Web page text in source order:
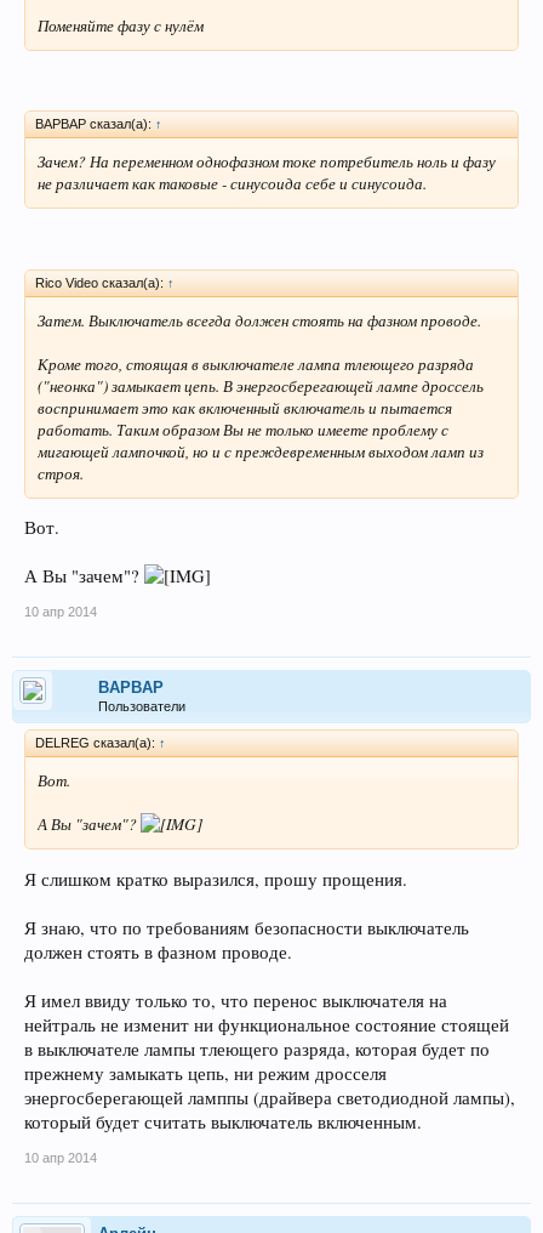
Поменяйте фазу с нулём
BAPBAP сказал(а): ↑
Зачем? На переменном однофазном токе потребитель ноль и фазу
не различает как таковые - синусоида себе и синусоида.
Rico Video сказал(а): ↑
Затем. Выключатель всегда должен стоять на фазном проводе.
Кроме того, стоящая в выключателе лампа тлеющего разряда
("неонка") замыкает цепь. В энергосберегающей лампе дроссель
воспринимает это как включенный включатель и пытается
работать. Таким образом Вы не только имеете проблему с
мигающей лампочкой, но и с преждевременным выходом ламп из
строя.
Вот.
А Вы "зачем"?
10 апр 2014
BAPBAP
Пользователи
DELREG сказал(а): ↑
Вот.
А Вы "зачем"?
Я слишком кратко выразился, прошу прощения.
Я знаю, что по требованиям безопасности выключатель
должен стоять в фазном проводе.
Я имел ввиду только то, что перенос выключателя на
нейтраль не изменит ни функциональное состояние стоящей
в выключателе лампы тлеющего разряда, которая будет по
прежнему замыкать цепь, ни режим дросселя
энергосберегающей ламппы (драйвера светодиодной лампы),
который будет считать выключатель включенным.
10 апр 2014